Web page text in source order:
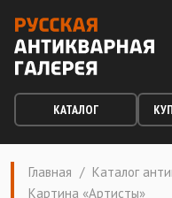
КАТАЛОГ
Главная / Каталог
Картина «Артисты»